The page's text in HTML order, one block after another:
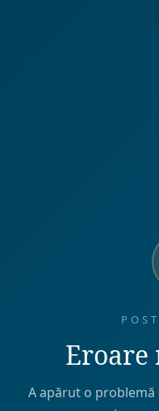
Eroare
A apărut o problemă